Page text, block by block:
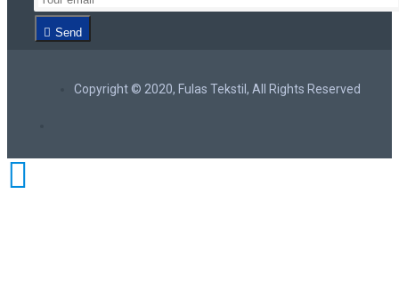
Send
Copyright © 2020, Fulas Tekstil, All Rights Reserved